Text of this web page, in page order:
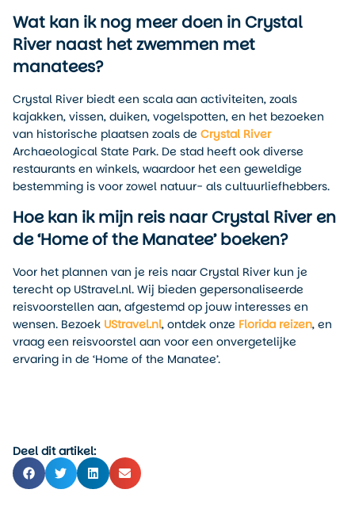
Wat kan ik nog meer doen in Crystal
River naast het zwemmen met
manatees?
Crystal River biedt een scala aan activiteiten, zoals
kajakken, vissen, duiken, vogelspotten, en het bezoeken
van historische plaatsen zoals de Crystal River
Archaeological State Park. De stad heeft ook diverse
restaurants en winkels, waardoor het een geweldige
bestemming is voor zowel natuur- als cultuurliefhebbers.
Hoe kan ik mijn reis naar Crystal River en
de ‘Home of the Manatee’ boeken?
Voor het plannen van je reis naar Crystal River kun je
terecht op UStravel.nl. Wij bieden gepersonaliseerde
reisvoorstellen aan, afgestemd op jouw interesses en
wensen. Bezoek UStravel.nl, ontdek onze Florida reizen, en
vraag een reisvoorstel aan voor een onvergetelijke
ervaring in de ‘Home of the Manatee’.
Deel dit artikel: